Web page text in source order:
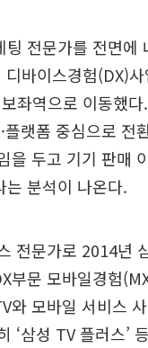
전문가를 전면에
바이스경험(DX)
좌역으로 이동했
랫폼 중심으로 전
두고 기기 판매
는 분석이 나온다.
전문가로 2014년
문 모바일경험
모바일 서비스
‘삼성 TV 플러스’